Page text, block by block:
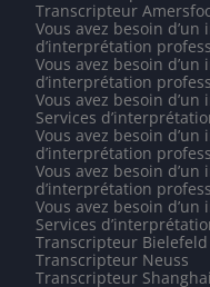
Transcripteur
Vous avez besoin
d’interprétation
Vous avez besoin
d’interprétation
Vous avez besoin
Services
Vous avez besoin
d’interprétation
Vous avez besoin
d’interprétation
Vous avez besoin
Services
Transcripteur Bielefeld
Transcripteur Neuss
Transcripteur Shanghai